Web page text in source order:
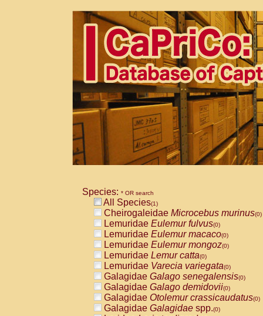
Species: * OR search
All Species(1)
Cheirogaleidae Microcebus murinus(0)
Lemuridae Eulemur fulvus(0)
Lemuridae Eulemur macaco(0)
Lemuridae Eulemur mongoz(0)
Lemuridae Lemur catta(0)
Lemuridae Varecia variegata(0)
Galagidae Galago senegalensis(0)
Galagidae Galago demidovii(0)
Galagidae Otolemur crassicaudatus(0)
Galagidae Galagidae spp.(0)